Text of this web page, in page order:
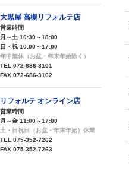
大黒屋 高槻リフォルテ店
営業時間
月～土 10:30～18:00
日・祝 10:00～17:00
年中無休（お盆・年末年始除く）
TEL 072-686-3101
FAX 072-686-3102
リフォルテ オンライン店
営業時間
月～金 11:00～17:00
土・日祝日（お盆・年末年始）休業
TEL 075-352-7262
FAX 075-352-7263